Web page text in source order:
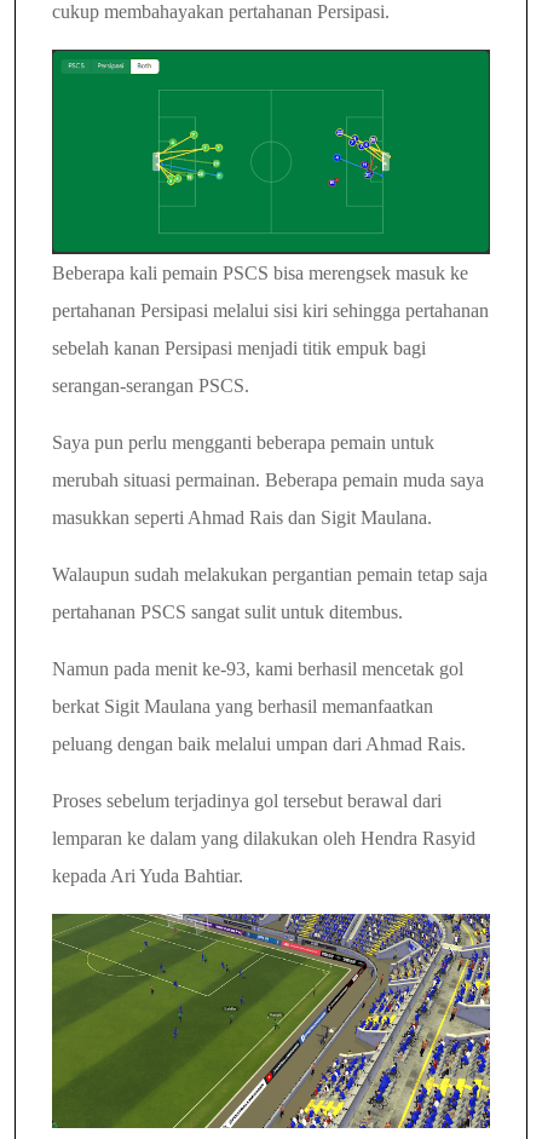
cukup membahayakan pertahanan Persipasi.
Beberapa kali pemain PSCS bisa merengsek masuk ke
pertahanan Persipasi melalui sisi kiri sehingga pertahanan
sebelah kanan Persipasi menjadi titik empuk bagi
serangan-serangan PSCS.
Saya pun perlu mengganti beberapa pemain untuk
merubah situasi permainan. Beberapa pemain muda saya
masukkan seperti Ahmad Rais dan Sigit Maulana.
Walaupun sudah melakukan pergantian pemain tetap saja
pertahanan PSCS sangat sulit untuk ditembus.
Namun pada menit ke-93, kami berhasil mencetak gol
berkat Sigit Maulana yang berhasil memanfaatkan
peluang dengan baik melalui umpan dari Ahmad Rais.
Proses sebelum terjadinya gol tersebut berawal dari
lemparan ke dalam yang dilakukan oleh Hendra Rasyid
kepada Ari Yuda Bahtiar.